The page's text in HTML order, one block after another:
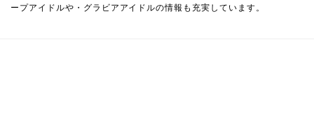
ープアイドルや・グラビアアイドルの情報も充実しています。